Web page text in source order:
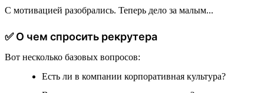
С мотивацией разобрались. Теперь дело за малым...
✅ О чем спросить рекрутера
Вот несколько базовых вопросов:
Есть ли в компании корпоративная культура?